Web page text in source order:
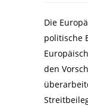
Die
politische
den